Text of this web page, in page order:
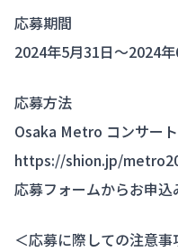
応募期間
2024年5月31日～2024
応募方法
Osaka Metro コンサー
https://shion.jp/
応募フォームからお申込
＜応募に際しての注意事